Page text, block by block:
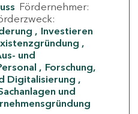
Fördernehmer:
Investieren
und
Forschung,
Digitalisierung
und